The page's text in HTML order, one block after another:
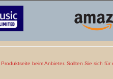
beim Anbieter. Sollten Sie sich